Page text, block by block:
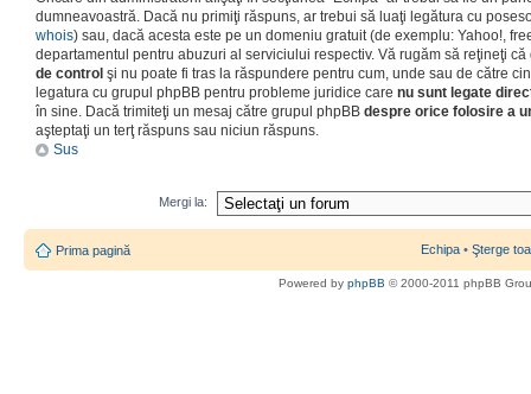
dumneavoastră. Dacă nu primiţi răspuns, ar trebui să luaţi legătura cu
whois) sau, dacă acesta este pe un domeniu gratuit (de exemplu: Yahoo!,
departamentul pentru abuzuri al serviciului respectiv. Vă rugăm să reţineţi
de control şi nu poate fi tras la răspundere pentru cum, unde sau de către
legatura cu grupul phpBB pentru probleme juridice care nu sunt legate
în sine. Dacă trimiteţi un mesaj către grupul phpBB despre orice folosire a
aşteptaţi un terţ răspuns sau niciun răspuns.
Sus
Mergi la:
Prima pagină Echipa • Şterge
Powered by phpBB © 2000-2011 phpBB